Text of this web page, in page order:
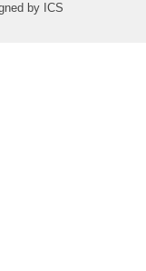
by ICS